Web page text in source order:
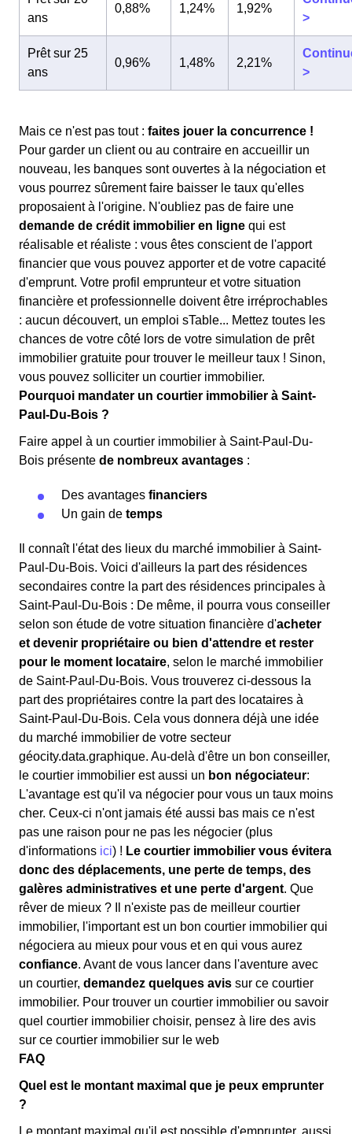
ans
0,88% 1,24% 1,92%
>
Prêt sur 25
ans
0,96% 1,48% 2,21%
>
Mais ce n'est pas tout : faites jouer la concurrence !
Pour garder un client ou au contraire en accueillir un
nouveau, les banques sont ouvertes à la négociation et
vous pourrez sûrement faire baisser le taux qu'elles
proposaient à l'origine. N'oubliez pas de faire une
demande de crédit immobilier en ligne qui est
réalisable et réaliste : vous êtes conscient de l'apport
financier que vous pouvez apporter et de votre capacité
d'emprunt. Votre profil emprunteur et votre situation
financière et professionnelle doivent être irréprochables
: aucun découvert, un emploi sTable... Mettez toutes les
chances de votre côté lors de votre simulation de prêt
immobilier gratuite pour trouver le meilleur taux ! Sinon,
vous pouvez solliciter un courtier immobilier.
Pourquoi mandater un courtier immobilier à Saint-
Paul-Du-Bois ?
Faire appel à un courtier immobilier à Saint-Paul-Du-
Bois présente de nombreux avantages :
Des avantages financiers
Un gain de temps
Il connaît l'état des lieux du marché immobilier à Saint-
Paul-Du-Bois. Voici d'ailleurs la part des résidences
secondaires contre la part des résidences principales à
Saint-Paul-Du-Bois : De même, il pourra vous conseiller
selon son étude de votre situation financière d'acheter
et devenir propriétaire ou bien d'attendre et rester
pour le moment locataire, selon le marché immobilier
de Saint-Paul-Du-Bois. Vous trouverez ci-dessous la
part des propriétaires contre la part des locataires à
Saint-Paul-Du-Bois. Cela vous donnera déjà une idée
du marché immobilier de votre secteur
géocity.data.graphique. Au-delà d'être un bon conseiller,
le courtier immobilier est aussi un bon négociateur:
L'avantage est qu'il va négocier pour vous un taux moins
cher. Ceux-ci n'ont jamais été aussi bas mais ce n'est
pas une raison pour ne pas les négocier (plus
d'informations ici) ! Le courtier immobilier vous évitera
donc des déplacements, une perte de temps, des
galères administratives et une perte d'argent. Que
rêver de mieux ? Il n'existe pas de meilleur courtier
immobilier, l'important est un bon courtier immobilier qui
négociera au mieux pour vous et en qui vous aurez
confiance. Avant de vous lancer dans l'aventure avec
un courtier, demandez quelques avis sur ce courtier
immobilier. Pour trouver un courtier immobilier ou savoir
quel courtier immobilier choisir, pensez à lire des avis
sur ce courtier immobilier sur le web
FAQ
Quel est le montant maximal que je peux emprunter
?
Le montant maximal qu'il est possible d'emprunter, aussi